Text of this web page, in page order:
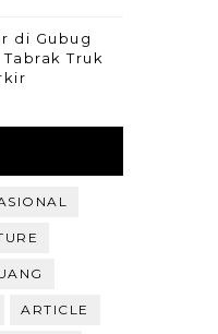
di Gubug
Truk
ARTICLE